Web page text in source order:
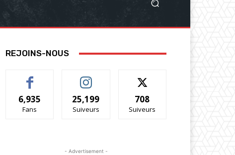
REJOINS-NOUS
6,935
Fans
25,199
Suiveurs
708
Suiveurs
- Advertisement -